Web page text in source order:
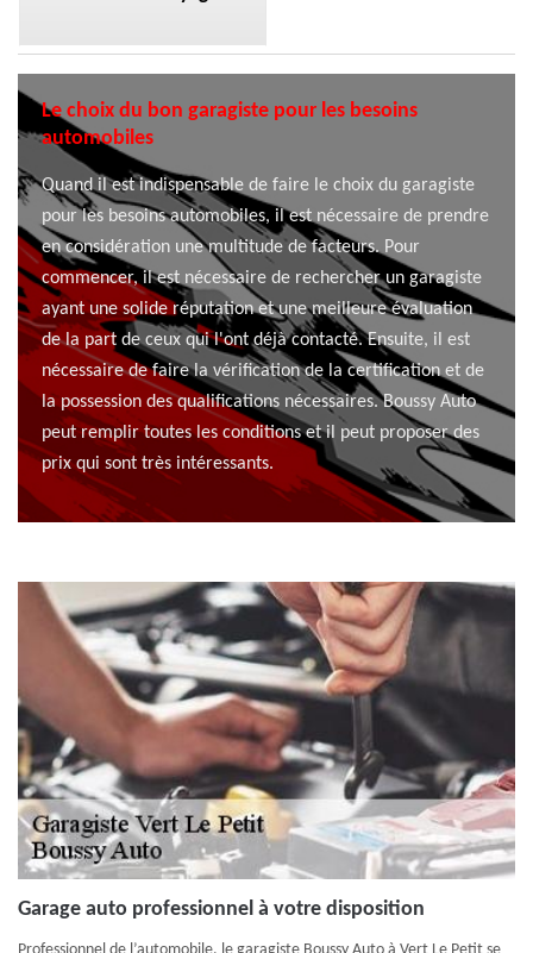
Le choix du bon garagiste pour les besoins
automobiles
Quand il est indispensable de faire le choix du garagiste
pour les besoins automobiles, il est nécessaire de prendre
en considération une multitude de facteurs. Pour
commencer, il est nécessaire de rechercher un garagiste
ayant une solide réputation et une meilleure évaluation
de la part de ceux qui l'ont déjà contacté. Ensuite, il est
nécessaire de faire la vérification de la certification et de
la possession des qualifications nécessaires. Boussy Auto
peut remplir toutes les conditions et il peut proposer des
prix qui sont très intéressants.
Garage auto professionnel à votre disposition